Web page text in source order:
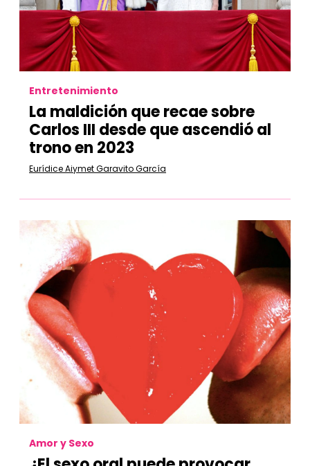
Entretenimiento
La maldición que recae sobre
Carlos III desde que ascendió al
trono en 2023
Eurídice Aiymet Garavito García
Amor y Sexo